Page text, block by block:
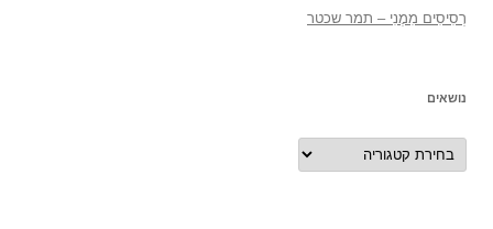
רְסִיסִים מִמֶנִי – תמר שכטר
נושאים
נושאים